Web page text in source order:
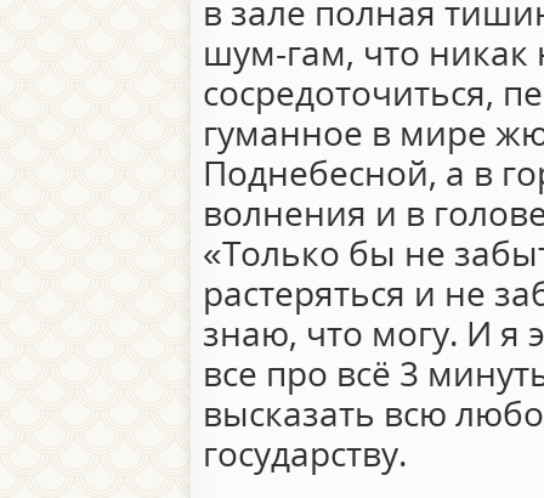
в зале полная
шум-гам, что
сосредоточиться,
гуманное в мире
Поднебесной, а в
волнения и в
«Только бы не
растеряться и не
знаю, что могу. И я
все про всё 3
высказать всю
государству.